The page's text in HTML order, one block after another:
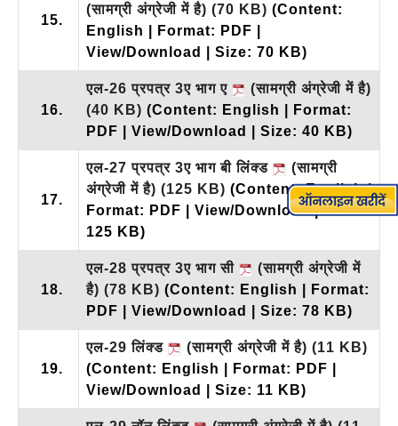
15.
(सामग्री अंग्रेजी में है) (70 KB) (Content:
English | Format: PDF |
View/Download | Size: 70 KB)
16.
एल-26 प्रपत्र 3ए भाग ए
(सामग्री अंग्रेजी में है)
(40 KB) (Content: English | Format:
PDF | View/Download | Size: 40 KB)
17.
एल-27 प्रपत्र 3ए भाग बी लिंक्ड
(सामग्री
अंग्रेजी में है) (125 KB) (Content: English |
Format: PDF | View/Download | Size:
125 KB)
18.
एल-28 प्रपत्र 3ए भाग सी
(सामग्री अंग्रेजी में
है) (78 KB) (Content: English | Format:
PDF | View/Download | Size: 78 KB)
19.
एल-29 लिंक्ड (सामग्री अंग्रेजी में है) (11 KB)
(Content: English | Format: PDF |
View/Download | Size: 11 KB)